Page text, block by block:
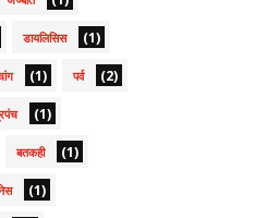
डायलिसिस (1)
(1) पर्व (2)
(1)
बतकही (1)
(1)